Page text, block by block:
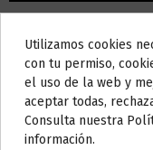
Descripción
Nos
Utilizamos cookies
con tu permiso,
el uso de la web y
aceptar todas,
Consulta nuestra
información.